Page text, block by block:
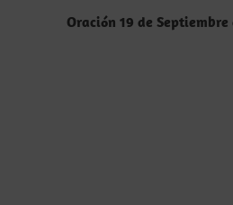
entradas
Oración 19 de